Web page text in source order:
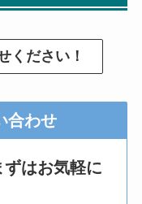
ください！
合わせ
はお気軽に